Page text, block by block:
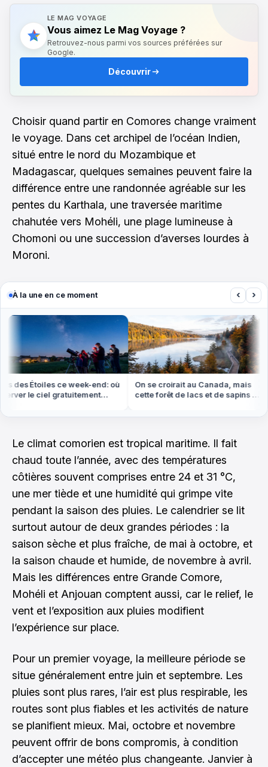
LE MAG VOYAGE
Vous aimez Le Mag Voyage ?
Retrouvez-nous parmi vos sources préférées sur
Google.
Découvrir
Choisir quand partir en Comores change vraiment
le voyage. Dans cet archipel de l’océan Indien,
situé entre le nord du Mozambique et
Madagascar, quelques semaines peuvent faire la
différence entre une randonnée agréable sur les
pentes du Karthala, une traversée maritime
chahutée vers Mohéli, une plage lumineuse à
Chomoni ou une succession d’averses lourdes à
Moroni.
À la une en ce moment ‹ ›
des Étoiles ce week-end: où
le ciel gratuitement
On se croirait au Canada, mais
cette forêt de lacs et de sapins est
Le climat comorien est tropical maritime. Il fait
chaud toute l’année, avec des températures
côtières souvent comprises entre 24 et 31 °C,
une mer tiède et une humidité qui grimpe vite
pendant la saison des pluies. Le calendrier se lit
surtout autour de deux grandes périodes : la
saison sèche et plus fraîche, de mai à octobre, et
la saison chaude et humide, de novembre à avril.
Mais les différences entre Grande Comore,
Mohéli et Anjouan comptent aussi, car le relief, le
vent et l’exposition aux pluies modifient
l’expérience sur place.
Pour un premier voyage, la meilleure période se
situe généralement entre juin et septembre. Les
pluies sont plus rares, l’air est plus respirable, les
routes sont plus fiables et les activités de nature
se planifient mieux. Mai, octobre et novembre
peuvent offrir de bons compromis, à condition
d’accepter une météo plus changeante. Janvier à